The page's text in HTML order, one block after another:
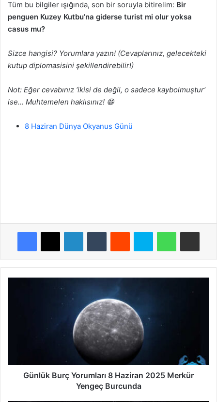
Tüm bu bilgiler ışığında, son bir soruyla bitirelim: Bir
penguen Kuzey Kutbu’na giderse turist mi olur yoksa
casus mu?
Sizce hangisi? Yorumlara yazın! (Cevaplarınız, gelecekteki
kutup diplomasisini şekillendirebilir!)
Not: Eğer cevabınız ‘ikisi de değil, o sadece kaybolmuştur’
ise… Muhtemelen haklısınız! 😄
8 Haziran Dünya Okyanus Günü
Facebook
X LinkedInTumblr Reddit Skype WhatsAppE-Posta ile
Burcunda
Günlük Burç Yorumları 8 Haziran 2025 Merkür
Yengeç Burcunda